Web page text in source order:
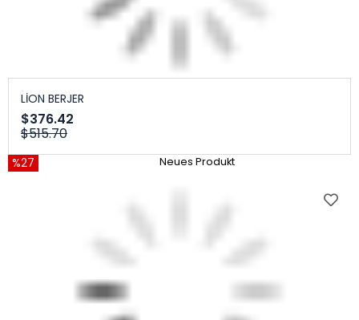
LİON BERJER
$376.42
$515.70
%27 Neues Produkt